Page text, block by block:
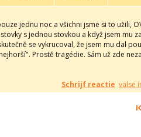
jednu noc a všichni jsme si to užili,
s jednou stovkou a když jsem mu
se vykrucoval, že jsem mu dal
Prostě tragédie. Sám už zde
Schrijf reactie valse